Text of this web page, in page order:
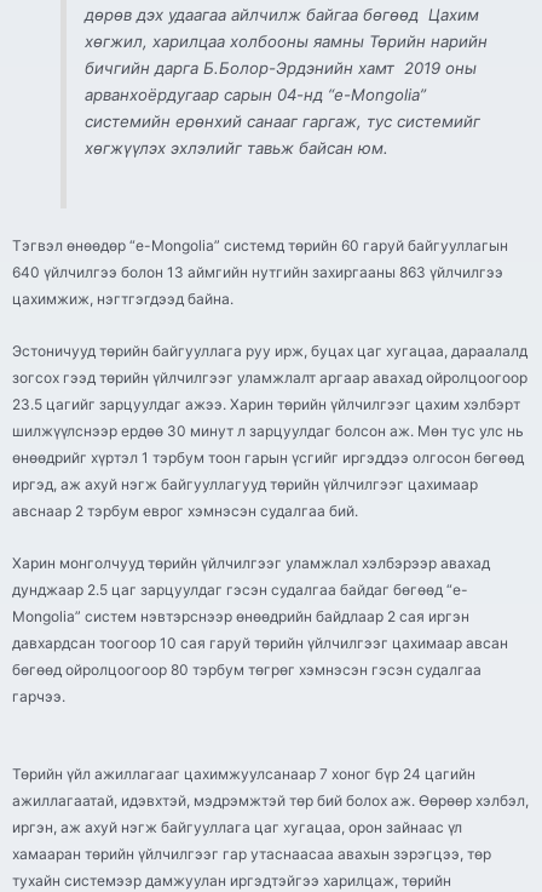
дөрөв дэх удаагаа айлчилж байгаа бөгөөд Цахим
хөгжил, харилцаа холбооны яамны Төрийн нарийн
бичгийн дарга Б.Болор-Эрдэнийн хамт 2019 оны
арванхоёрдугаар сарын 04-нд “e-Mongolia”
системийн ерөнхий санааг гаргаж, тус системийг
хөгжүүлэх эхлэлийг тавьж байсан юм.
Тэгвэл өнөөдөр “e-Mongolia” системд төрийн 60 гаруй байгууллагын
640 үйлчилгээ болон 13 аймгийн нутгийн захиргааны 863 үйлчилгээ
цахимжиж, нэгтгэгдээд байна.
Эстоничууд төрийн байгууллага руу ирж, буцах цаг хугацаа, дараалалд
зогсох гээд төрийн үйлчилгээг уламжлалт аргаар авахад ойролцоогоор
23.5 цагийг зарцуулдаг ажээ. Харин төрийн үйлчилгээг цахим хэлбэрт
шилжүүлснээр ердөө 30 минут л зарцуулдаг болсон аж. Мөн тус улс нь
өнөөдрийг хүртэл 1 тэрбум тоон гарын үсгийг иргэддээ олгосон бөгөөд
иргэд, аж ахуй нэгж байгууллагууд төрийн үйлчилгээг цахимаар
авснаар 2 тэрбум еврог хэмнэсэн судалгаа бий.
Харин монголчууд төрийн үйлчилгээг уламжлал хэлбэрээр авахад
дунджаар 2.5 цаг зарцуулдаг гэсэн судалгаа байдаг бөгөөд “e-
Mongolia” систем нэвтэрснээр өнөөдрийн байдлаар 2 сая иргэн
давхардсан тоогоор 10 сая гаруй төрийн үйлчилгээг цахимаар авсан
бөгөөд ойролцоогоор 80 тэрбум төгрөг хэмнэсэн гэсэн судалгаа
гарчээ.
Төрийн үйл ажиллагааг цахимжуулсанаар 7 хоног бүр 24 цагийн
ажиллагаатай, идэвхтэй, мэдрэмжтэй төр бий болох аж. Өөрөөр хэлбэл,
иргэн, аж ахуй нэгж байгууллага цаг хугацаа, орон зайнаас үл
хамааран төрийн үйлчилгээг гар утаснаасаа авахын зэрэгцээ, төр
тухайн системээр дамжуулан иргэдтэйгээ харилцаж, төрийн